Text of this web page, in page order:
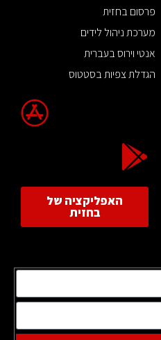
פרסום בחזית
מערכת ניהול לידים
אנטי וירוס בעברית
הגדלת צפיות בסטטוס
האפליקציה של
בחזית